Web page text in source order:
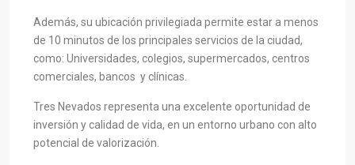
Además, su ubicación privilegiada permite estar a menos
de 10 minutos de los principales servicios de la ciudad,
como: Universidades, colegios, supermercados, centros
comerciales, bancos y clínicas.
Tres Nevados representa una excelente oportunidad de
inversión y calidad de vida, en un entorno urbano con alto
potencial de valorización.